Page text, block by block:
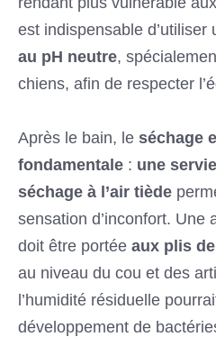
est indispensable d’utiliser
au pH neutre,
chiens, afin de respecter
Après le bain, le séchage
fondamentale : une
séchage à l’air tiède
sensation d’inconfort. Une
doit être portée aux plis
au niveau du cou et des
l’humidité résiduelle
développement de